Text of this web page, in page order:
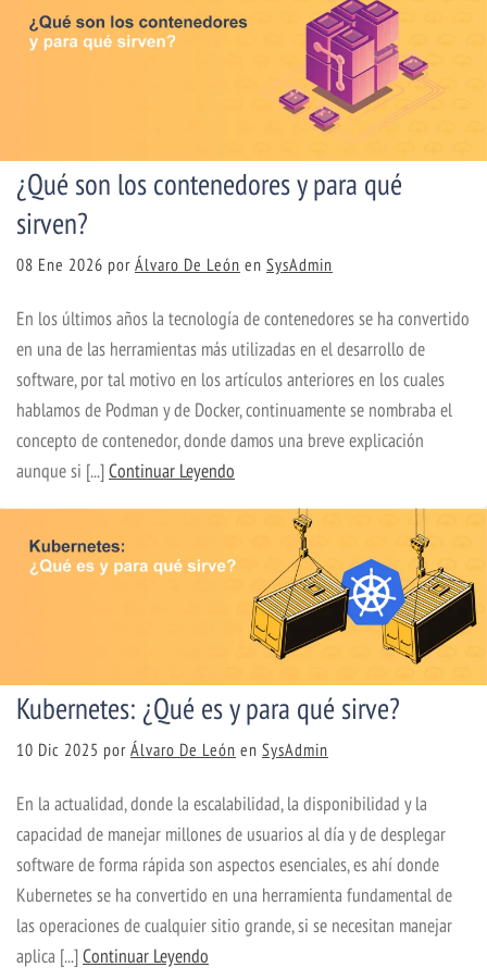
¿Qué son los contenedores y para qué
sirven?
08 Ene 2026 por Álvaro De León en SysAdmin
En los últimos años la tecnología de contenedores se ha convertido
en una de las herramientas más utilizadas en el desarrollo de
software, por tal motivo en los artículos anteriores en los cuales
hablamos de Podman y de Docker, continuamente se nombraba el
concepto de contenedor, donde damos una breve explicación
aunque si [...]Continuar Leyendo
Kubernetes: ¿Qué es y para qué sirve?
10 Dic 2025 por Álvaro De León en SysAdmin
En la actualidad, donde la escalabilidad, la disponibilidad y la
capacidad de manejar millones de usuarios al día y de desplegar
software de forma rápida son aspectos esenciales, es ahí donde
Kubernetes se ha convertido en una herramienta fundamental de
las operaciones de cualquier sitio grande, si se necesitan manejar
aplica [...]Continuar Leyendo